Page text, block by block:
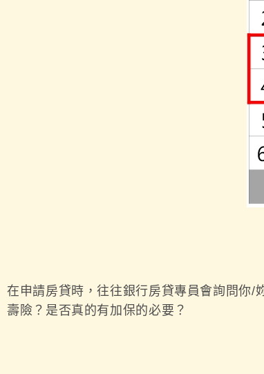
在申請房貸時，往往銀行房貸專員會詢問你/
壽險？是否真的有加保的必要？